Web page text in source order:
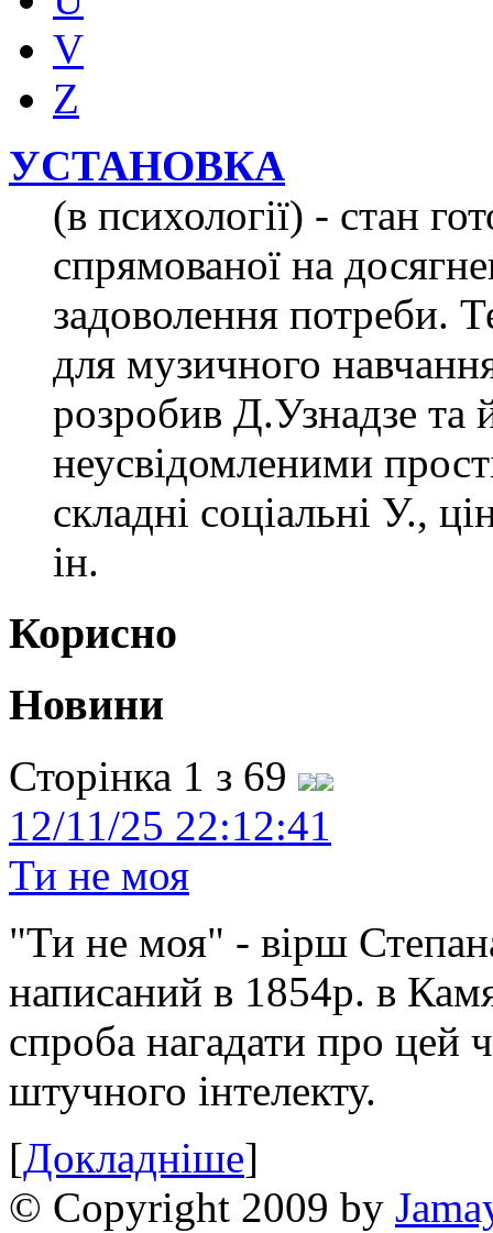
V
Z
УСТАНОВКА
(в психології) - стан
спрямованої на
задоволення потреби.
для музичного
розробив Д.Узнадзе та
неусвідомленими
складні соціальні У.,
ін.
Корисно
Новини
Сторінка 1 з 69
12/11/25 22:12:41
Ти не моя
"Ти не моя" - вірш
написаний в 1854р. в
спроба нагадати про цей
штучного інтелекту.
[Докладніше]
© Copyright 2009 by